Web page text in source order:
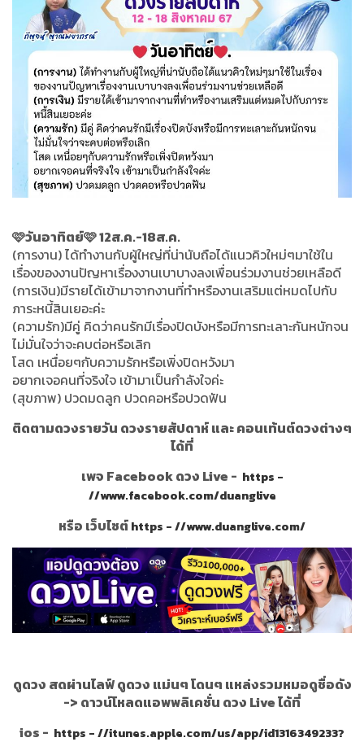
🩷วันอาทิตย์🩷 12ส.ค.-18ส.ค.
(การงาน) ได้ทำงานกับผู้ใหญ่ที่น่านับถือได้แนวคิวใหม่ๆมาใช้ใน
เรื่องของงานปัญหาเรื่องงานเบาบางลงเพื่อนร่วมงานช่วยเหลือดี
(การเงิน)มีรายได้เข้ามาจากงานที่ทำหรืองานเสริมแต่หมดไปกับ
ภาระหนี้สินเยอะค่ะ
(ความรัก)มีคู่ คิดว่าคนรักมีเรื่องปิดบังหรือมีการทะเลาะกันหนักจน
ไม่มั่นใจว่าจะคบต่อหรือเลิก
โสด เหนื่อยๆกับความรักหรือเพิ่งปิดหวังมา
อยากเจอคนที่จริงใจ เข้ามาเป็นกำลังใจค่ะ
(สุขภาพ) ปวดมดลูก ปวดคอหรือปวดฟัน
ติดตามดวงรายวัน ดวงรายสัปดาห์ และ คอนเท้นต์ดวงต่างๆ
ได้ที่
เพจ Facebook ดวง Live - https -
//www.facebook.com/duanglive
หรือ เว็บไซต์https - //www.duanglive.com/
ดูดวง สดผ่านไลฟ์ ดูดวง แม่นๆ โดนๆ แหล่งรวมหมอดูชื่อดัง
-> ดาวน์โหลดแอพพลิเคชั่น ดวง Live ได้ที่
ios - https - //itunes.apple.com/us/app/id1316349233?